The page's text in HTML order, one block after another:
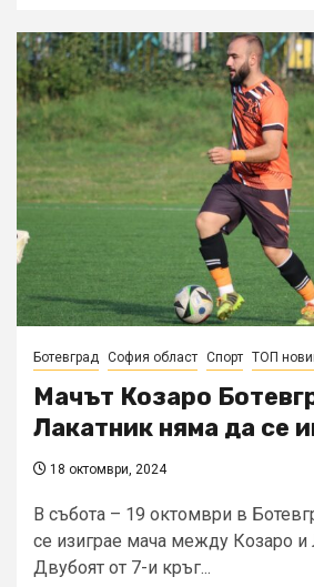
Ботевград София област Спорт ТОП
Мачът Козаро
Лакатник няма да се
18 октомври, 2024
В събота – 19 октомври в
се изиграе мача между Козаро и
Двубоят от 7-и кръг...